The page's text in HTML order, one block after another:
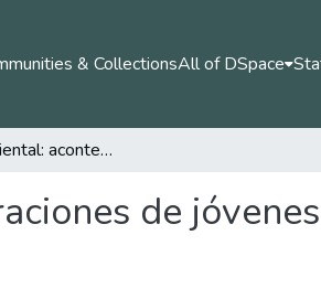
& CollectionsAll of DSpace
El saber ambiental: acontecimiento vital en las narraciones de jóvenes rurales de Antioquia
de jóvenes